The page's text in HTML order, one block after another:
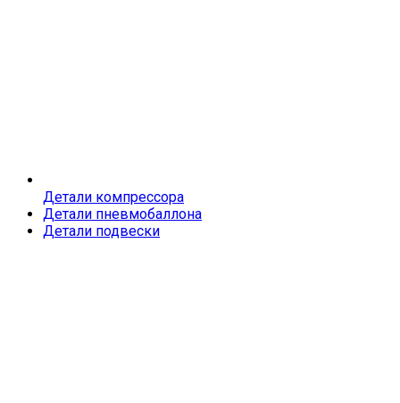
Детали компрессора
Детали пневмобаллона
Детали подвески